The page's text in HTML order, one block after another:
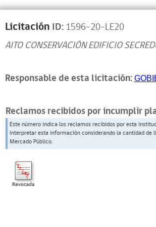
Licitación ID:1596-20-LE20
AITO CONSERVACIÓN EDIFICIO
Responsable de esta licitación:
Reclamos recibidos por incumplir
Este número indica los reclamos recibidos por esta
interpretar esta información considerando la cantidad
Mercado Público.